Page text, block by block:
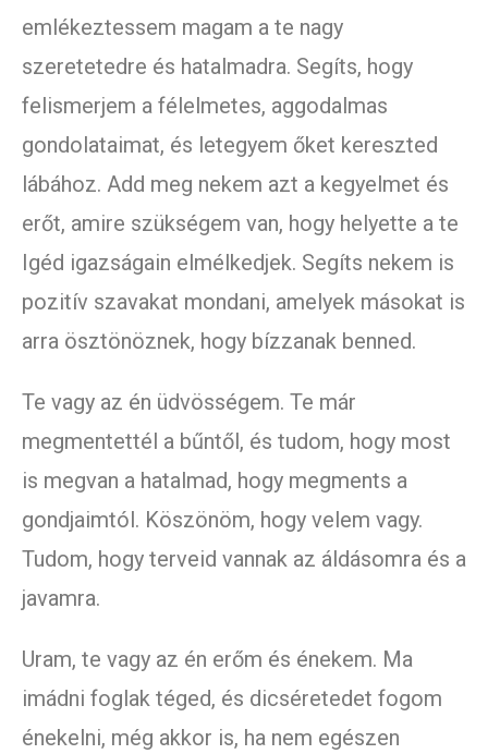
emlékeztessem magam a te nagy
szeretetedre és hatalmadra. Segíts, hogy
felismerjem a félelmetes, aggodalmas
gondolataimat, és letegyem őket kereszted
lábához. Add meg nekem azt a kegyelmet és
erőt, amire szükségem van, hogy helyette a te
Igéd igazságain elmélkedjek. Segíts nekem is
pozitív szavakat mondani, amelyek másokat is
arra ösztönöznek, hogy bízzanak benned.
Te vagy az én üdvösségem. Te már
megmentettél a bűntől, és tudom, hogy most
is megvan a hatalmad, hogy megments a
gondjaimtól. Köszönöm, hogy velem vagy.
Tudom, hogy terveid vannak az áldásomra és a
javamra.
Uram, te vagy az én erőm és énekem. Ma
imádni foglak téged, és dicséretedet fogom
énekelni, még akkor is, ha nem egészen